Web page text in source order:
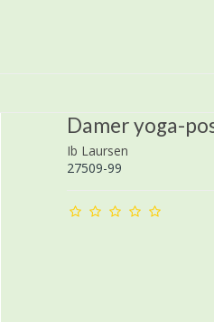
Damer yoga-
Ib Laursen
27509-99